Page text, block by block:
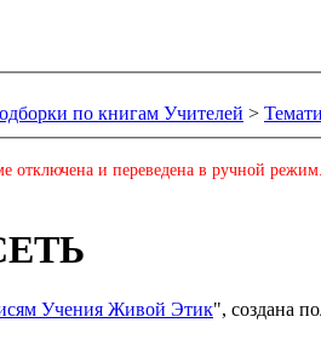
по книгам Учителей >
отключена и переведена в ручной
Учения Живой Этик", создана